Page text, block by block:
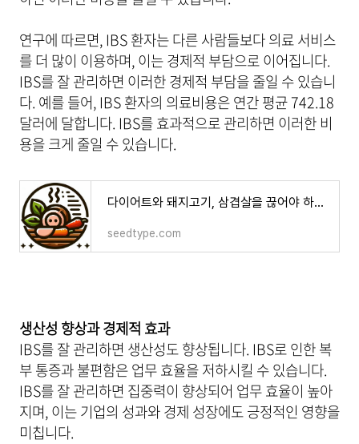
연구에 따르면, IBS 환자는 다른 사람들보다 의료 서비스
를 더 많이 이용하며, 이는 경제적 부담으로 이어집니다.
IBS를 잘 관리하면 이러한 경제적 부담을 줄일 수 있습니
다. 예를 들어, IBS 환자의 의료비용은 연간 평균 742.18
달러에 달합니다. IBS를 효과적으로 관리하면 이러한 비
용을 크게 줄일 수 있습니다.
다이어트와 돼지고기, 삼겹살을 끊어야 하나 - 도움 되는 돼지고기 부위 소개
seedtype.com
생산성 향상과 경제적 효과
IBS를 잘 관리하면 생산성도 향상됩니다. IBS로 인한 복
부 통증과 불편함은 업무 효율을 저하시킬 수 있습니다.
IBS를 잘 관리하면 집중력이 향상되어 업무 효율이 높아
지며, 이는 기업의 성과와 경제 성장에도 긍정적인 영향을
미칩니다.